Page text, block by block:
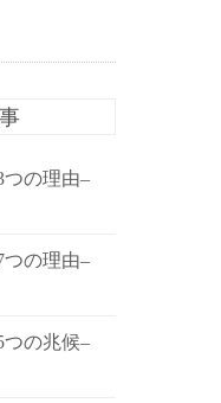
つの理由–
つの理由–
つの兆候–